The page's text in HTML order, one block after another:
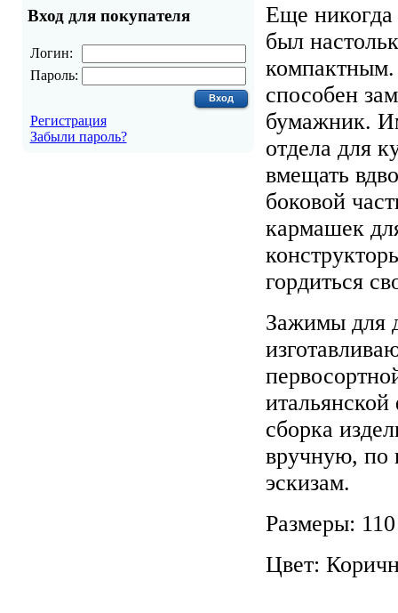
Вход для покупателя
Логин:
Пароль:
Регистрация
Забыли пароль?
Еще
был
способен
бумажник.
отдела для
вмещать
боковой
кармашек
гордиться
Зажимы для
сборка
вручную, по
эскизам.
Размеры:
Цвет: